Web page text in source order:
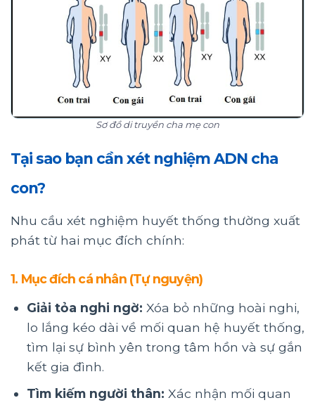
Sơ đồ di truyền cha mẹ con
Tại sao bạn cần xét nghiệm ADN cha
con?
Nhu cầu xét nghiệm huyết thống thường xuất
phát từ hai mục đích chính:
1. Mục đích cá nhân (Tự nguyện)
Giải tỏa nghi ngờ: Xóa bỏ những hoài nghi,
lo lắng kéo dài về mối quan hệ huyết thống,
tìm lại sự bình yên trong tâm hồn và sự gắn
kết gia đình.
Tìm kiếm người thân: Xác nhận mối quan